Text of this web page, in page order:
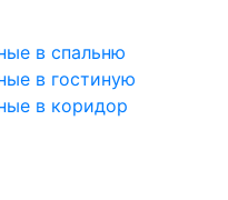
в спальню
в гостиную
в коридор